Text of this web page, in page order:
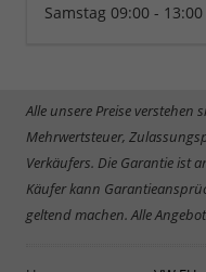
Samstag 09:00 -
Alle unsere Preise verstehen
Mehrwertsteuer,
Verkäufers. Die Garantie ist
Käufer kann
geltend machen. Alle